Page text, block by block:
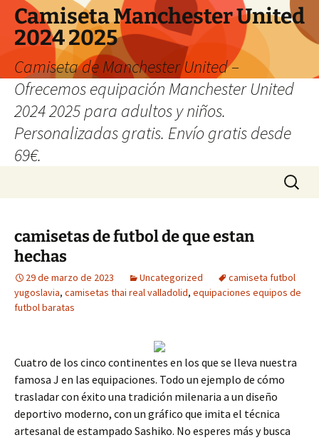
Camiseta Manchester United
2024 2025
Camiseta de Manchester United –
Ofrecemos equipación Manchester United
2024 2025 para adultos y niños.
Personalizadas gratis. Envío gratis desde
69€.
Buscar:
camisetas de futbol de que estan
hechas
29 de marzo de 2023 Uncategorized
camiseta futbol
yugoslavia, camisetas thai real valladolid, equipaciones equipos de
futbol baratas
Cuatro de los cinco continentes en los que se lleva nuestra
famosa J en las equipaciones. Todo un ejemplo de cómo
trasladar con éxito una tradición milenaria a un diseño
deportivo moderno, con un gráfico que imita el técnica
artesanal de estampado Sashiko. No esperes más y busca